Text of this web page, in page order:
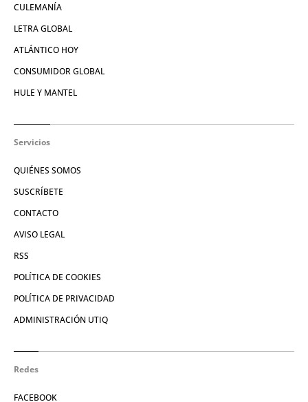
CULEMANÍA
LETRA GLOBAL
ATLÁNTICO HOY
CONSUMIDOR GLOBAL
HULE Y MANTEL
Servicios
QUIÉNES SOMOS
SUSCRÍBETE
CONTACTO
AVISO LEGAL
RSS
POLÍTICA DE COOKIES
POLÍTICA DE PRIVACIDAD
ADMINISTRACIÓN UTIQ
Redes
FACEBOOK